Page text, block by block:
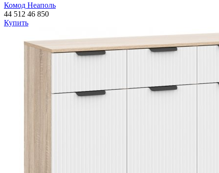
Комод Неаполь
44 512 46 850
Купить